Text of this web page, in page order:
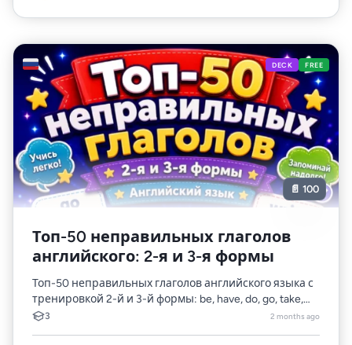
🇷🇺 DECK FREE
📄 100
Топ-50 неправильных глаголов
английского: 2-я и 3-я формы
Топ-50 неправильных глаголов английского языка с
тренировкой 2-й и 3-й формы: be, have, do, go, take,
see, write, speak, choose и другие irregular ver...
3 2 months ago